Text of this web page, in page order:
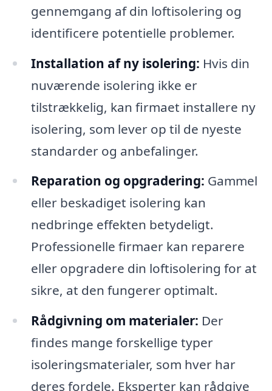
gennemgang af din loftisolering og
identificere potentielle problemer.
Installation af ny isolering: Hvis din
nuværende isolering ikke er
tilstrækkelig, kan firmaet installere ny
isolering, som lever op til de nyeste
standarder og anbefalinger.
Reparation og opgradering: Gammel
eller beskadiget isolering kan
nedbringe effekten betydeligt.
Professionelle firmaer kan reparere
eller opgradere din loftisolering for at
sikre, at den fungerer optimalt.
Rådgivning om materialer: Der
findes mange forskellige typer
isoleringsmaterialer, som hver har
deres fordele. Eksperter kan rådgive